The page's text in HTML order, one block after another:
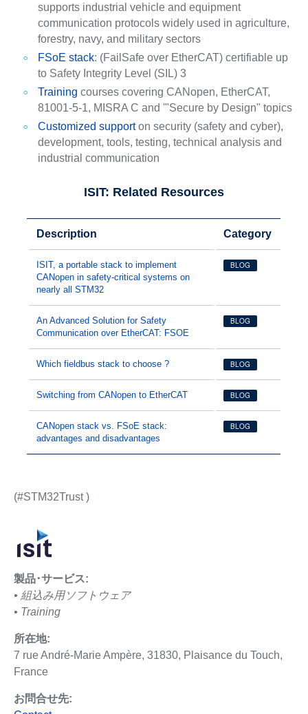
supports industrial vehicle and equipment
communication protocols widely used in agriculture,
forestry, navy, and military sectors
FSoE stack: (FailSafe over EtherCAT) certifiable up
to Safety Integrity Level (SIL) 3
Training courses covering CANopen, EtherCAT,
81001-5-1, MISRA C and '"Secure by Design" topics
Customized supporton security (safety and cyber),
development, tools, testing, technical analysis and
industrial communication
ISIT: Related Resources
Description Category
ISIT, a portable stack to implement
CANopen in safety-critical systems on
nearly all STM32
BLOG
An Advanced Solution for Safety
Communication over EtherCAT: FSOE
BLOG
Which fieldbus stack to choose ? BLOG
Switching from CANopen to EtherCAT BLOG
CANopen stack vs. FSoE stack:
advantages and disadvantages
BLOG
(#STM32Trust )
製品･サービス:
• 組込み用ソフトウェア
• Training
所在地:
7 rue André-Marie Ampère, 31830, Plaisance du Touch,
France
お問合せ先: